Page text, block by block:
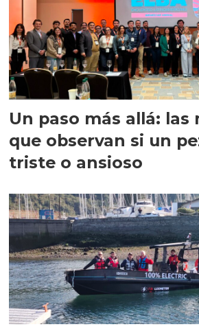
Un paso más allá: las
que observan si un
triste o ansioso